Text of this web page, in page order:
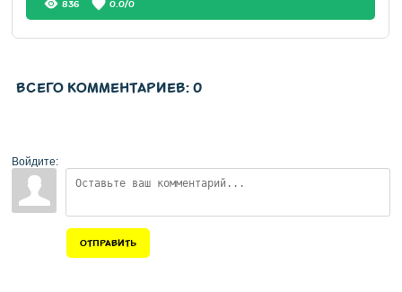
836 0.0/0
ВСЕГО КОММЕНТАРИЕВ:0
Войдите:
ОТПРАВИТЬ